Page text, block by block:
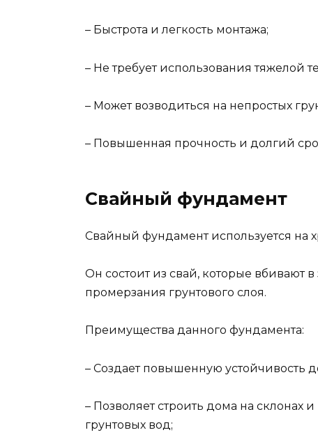
– Быстрота и легкость монтажа;
– Не требует использования тяжелой
– Может возводиться на непростых
– Повышенная прочность и долгий
Свайный фундамент
Свайный фундамент используется на
Он состоит из свай, которые
промерзания грунтового слоя.
Преимущества данного фундамента:
– Создает повышенную устойчивость
– Позволяет строить дома на
грунтовых вод;